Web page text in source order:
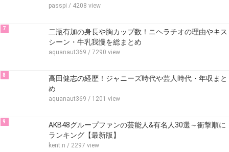
passpi / 4208 view
7
二瓶有加の身長や胸カップ数！ニヘラチオの理由やキス
シーン・牛乳我慢を総まとめ
aquanaut369 / 7290 view
8
高田健志の経歴！ジャニーズ時代や芸人時代・年収まと
め
aquanaut369 / 1201 view
9
AKB48グループファンの芸能人&有名人30選～衝撃順に
ランキング【最新版】
kent.n / 2297 view